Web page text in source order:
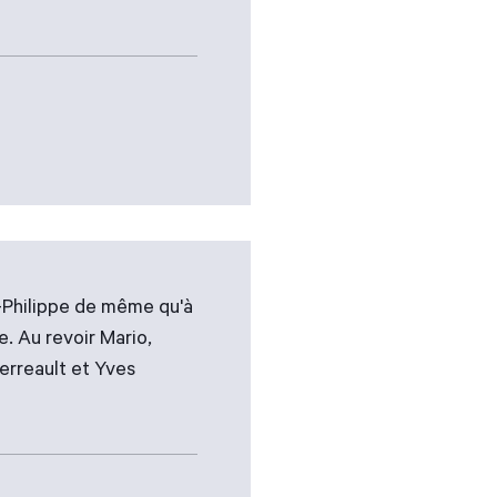
de même qu'à
Au revoir Mario,
et Yves